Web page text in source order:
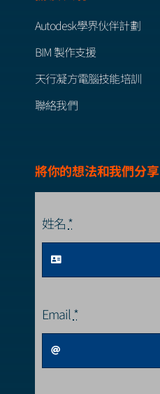
Autodesk學界伙伴計劃
BIM 製作支援
天行凝方電腦技能培訓
聯絡我們
將你的想法和我們分享
姓名*
Email *